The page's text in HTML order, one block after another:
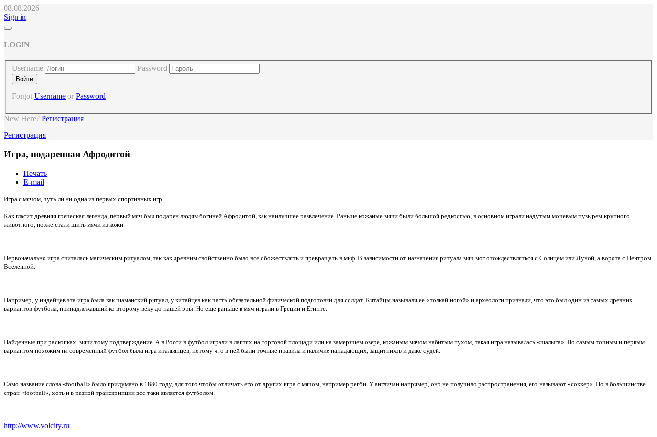
08.08.2026
Sign in
LOGIN
Username Password
Forgot Username or Password
New Here? Регистрация
Регистрация
Игра, подаренная Афродитой
Печать
E-mail
Игра с мячом, чуть ли ни одна из первых спортивных игр.
Как гласит древняя греческая легенда, первый мяч был подарен людям богиней Афродитой, как наилучшее развлечение. Раньше кожаные мячи были большой редкостью, в основном играли надутым мочевым пузырем крупного
животного, позже стали шить мячи из кожи.
Первоначально игра считалась магическим ритуалом, так как древним свойственно было все обожествлять и превращать в миф. В зависимости от назначения ритуала мяч мог отождествляться с Солнцем или Луной, а ворота с Центром
Вселенной.
Например, у индейцев эта игра была как шаманский ритуал, у китайцев как часть обязательной физической подготовки для солдат. Китайцы называли ее «толкай ногой» и археологи признали, что это был один из самых древних
вариантов футбола, принадлежавший ко второму веку до нашей эры. Но еще раньше в мяч играли в Греции и Египте.
Найденные при раскопках мячи тому подтверждение. А в Росси в футбол играли в лаптях на торговой площади или на замерзшем озере, кожаным мячом набитым пухом, такая игра называлась «шалыга». Но самым точным и первым
вариантом похожим на современный футбол была игра итальянцев, потому что в ней были точные правила и наличие нападающих, защитников и даже судей.
Само название слова «football» было придумано в 1880 году, для того чтобы отличать его от других игра с мячом, например регби. У англичан например, оно не получило распространения, его называют «соккер». Но в большинстве
стран «football», хоть и в разной транскрипции все-таки является футболом.
http://www.volcity.ru